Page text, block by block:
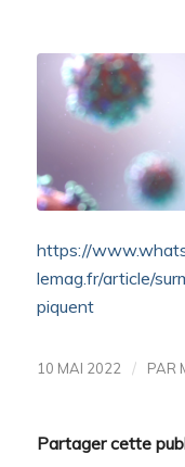
https://
lemag.fr/article/
piquent
10 MAI 2022 / PAR
Partager cette